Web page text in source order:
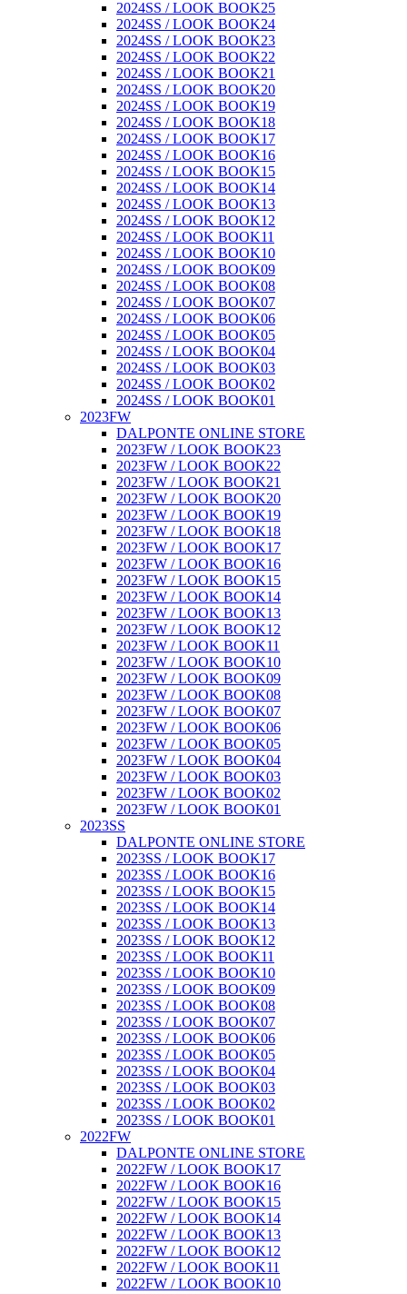
2024SS / LOOK BOOK25
2024SS / LOOK BOOK24
2024SS / LOOK BOOK23
2024SS / LOOK BOOK22
2024SS / LOOK BOOK21
2024SS / LOOK BOOK20
2024SS / LOOK BOOK19
2024SS / LOOK BOOK18
2024SS / LOOK BOOK17
2024SS / LOOK BOOK16
2024SS / LOOK BOOK15
2024SS / LOOK BOOK14
2024SS / LOOK BOOK13
2024SS / LOOK BOOK12
2024SS / LOOK BOOK11
2024SS / LOOK BOOK10
2024SS / LOOK BOOK09
2024SS / LOOK BOOK08
2024SS / LOOK BOOK07
2024SS / LOOK BOOK06
2024SS / LOOK BOOK05
2024SS / LOOK BOOK04
2024SS / LOOK BOOK03
2024SS / LOOK BOOK02
2024SS / LOOK BOOK01
2023FW
DALPONTE ONLINE STORE
2023FW / LOOK BOOK23
2023FW / LOOK BOOK22
2023FW / LOOK BOOK21
2023FW / LOOK BOOK20
2023FW / LOOK BOOK19
2023FW / LOOK BOOK18
2023FW / LOOK BOOK17
2023FW / LOOK BOOK16
2023FW / LOOK BOOK15
2023FW / LOOK BOOK14
2023FW / LOOK BOOK13
2023FW / LOOK BOOK12
2023FW / LOOK BOOK11
2023FW / LOOK BOOK10
2023FW / LOOK BOOK09
2023FW / LOOK BOOK08
2023FW / LOOK BOOK07
2023FW / LOOK BOOK06
2023FW / LOOK BOOK05
2023FW / LOOK BOOK04
2023FW / LOOK BOOK03
2023FW / LOOK BOOK02
2023FW / LOOK BOOK01
2023SS
DALPONTE ONLINE STORE
2023SS / LOOK BOOK17
2023SS / LOOK BOOK16
2023SS / LOOK BOOK15
2023SS / LOOK BOOK14
2023SS / LOOK BOOK13
2023SS / LOOK BOOK12
2023SS / LOOK BOOK11
2023SS / LOOK BOOK10
2023SS / LOOK BOOK09
2023SS / LOOK BOOK08
2023SS / LOOK BOOK07
2023SS / LOOK BOOK06
2023SS / LOOK BOOK05
2023SS / LOOK BOOK04
2023SS / LOOK BOOK03
2023SS / LOOK BOOK02
2023SS / LOOK BOOK01
2022FW
DALPONTE ONLINE STORE
2022FW / LOOK BOOK17
2022FW / LOOK BOOK16
2022FW / LOOK BOOK15
2022FW / LOOK BOOK14
2022FW / LOOK BOOK13
2022FW / LOOK BOOK12
2022FW / LOOK BOOK11
2022FW / LOOK BOOK10